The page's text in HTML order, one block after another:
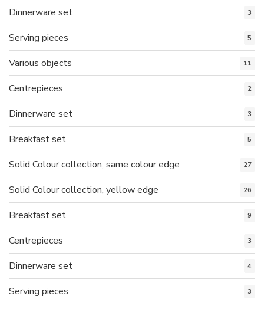
Dinnerware set 3
Serving pieces 5
Various objects 11
Centrepieces 2
Dinnerware set 3
Breakfast set 5
Solid Colour collection, same colour edge 27
Solid Colour collection, yellow edge 26
Breakfast set 9
Centrepieces 3
Dinnerware set 4
Serving pieces 3